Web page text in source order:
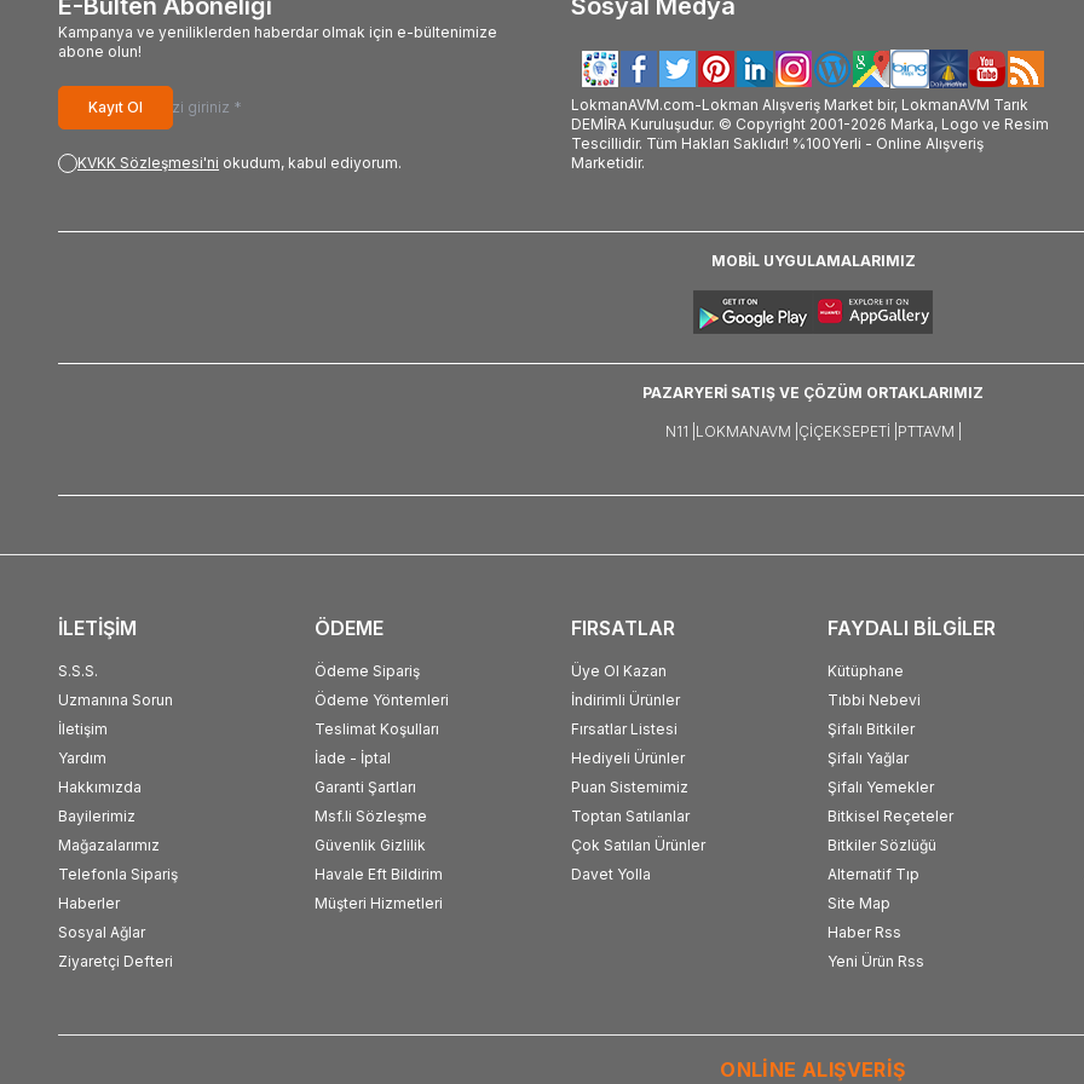
Kampanya ve yeniliklerden haberdar olmak için e-bültenimize
abone olun!
Kayıt Ol
KVKK Sözleşmesi'ni okudum, kabul ediyorum.
LokmanAVM.com-Lokman Alışveriş Market bir, LokmanAVM Tarık
DEMİRA Kuruluşudur. © Copyright 2001-2026 Marka, Logo ve Resim
Tescillidir. Tüm Hakları Saklıdır! %100Yerli - Online Alışveriş
Marketidir.
MOBİL UYGULAMALARIMIZ
PAZARYERİ SATIŞ VE ÇÖZÜM ORTAKLARIMIZ
N11 | LOKMANAVM | ÇIÇEKSEPETI | PTTAVM |
İLETİŞİM
S.S.S.
Uzmanına Sorun
İletişim
Yardım
Hakkımızda
Bayilerimiz
Mağazalarımız
Telefonla Sipariş
Haberler
Sosyal Ağlar
Ziyaretçi Defteri
ÖDEME
Ödeme Sipariş
Ödeme Yöntemleri
Teslimat Koşulları
İade - İptal
Garanti Şartları
Msf.li Sözleşme
Güvenlik Gizlilik
Havale Eft Bildirim
Müşteri Hizmetleri
FIRSATLAR
Üye Ol Kazan
İndirimli Ürünler
Fırsatlar Listesi
Hediyeli Ürünler
Puan Sistemimiz
Toptan Satılanlar
Çok Satılan Ürünler
Davet Yolla
FAYDALI BİLGİLER
Kütüphane
Tıbbi Nebevi
Şifalı Bitkiler
Şifalı Yağlar
Şifalı Yemekler
Bitkisel Reçeteler
Bitkiler Sözlüğü
Alternatif Tıp
Site Map
Haber Rss
Yeni Ürün Rss
ONLİNE ALIŞVERİŞ